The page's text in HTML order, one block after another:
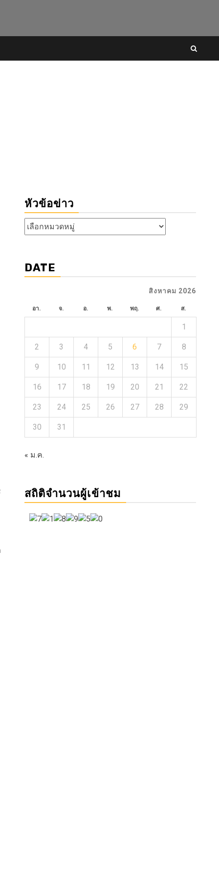
หัวข้อข่าว
หัวข้อ
ข่าว
DATE
สิงหาคม 2026
อา. จ. อ. พ. พฤ. ศ. ส.
1
2 3 4 5 6 7 8
9 10 11 12 13 14 15
16 17 18 19 20 21 22
23 24 25 26 27 28 29
30 31
« ม.ค.
สถิติจำนวนผู้เข้าชม